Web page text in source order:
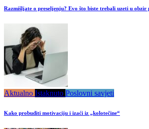
Razmišljate o preseljenju? Evo što biste trebali uzeti u obzir
Aktualno Istaknuto Poslovni savjeti
Kako probuditi motivaciju i izaći iz „kolotečine“